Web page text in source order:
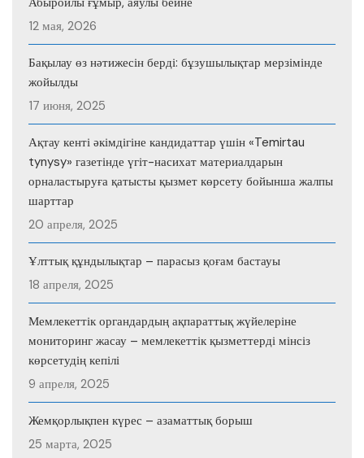
12 мая, 2026
Бақылау өз нәтижесін берді: бұзушылықтар мерзімінде
жойылды
17 июня, 2025
Ақтау кенті әкімдігіне кандидаттар үшін «Temirtau
tynysy» газетінде үгіт-насихат материалдарын
орналастыруға қатысты қызмет көрсету бойынша жалпы
шарттар
20 апреля, 2025
Ұлттық құндылықтар – парасыз қоғам бастауы
18 апреля, 2025
Мемлекеттік органдардың ақпараттық жүйелеріне
мониторинг жасау – мемлекеттік қызметтерді мінсіз
көрсетудің кепілі
9 апреля, 2025
Жемқорлықпен күрес – азаматтық борыш
25 марта, 2025